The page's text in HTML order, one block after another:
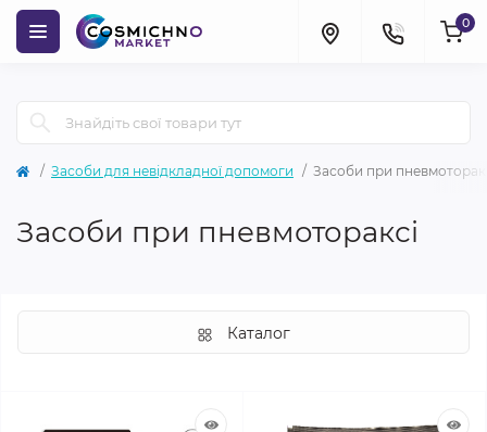
0
Засоби для невідкладної допомоги Засоби при
Засоби при пневмотораксі
Каталог